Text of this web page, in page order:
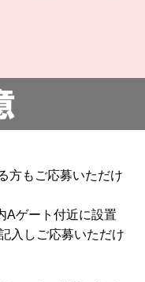
方もご応募いただけ
Aゲート付近に設置
入しご応募いただけ